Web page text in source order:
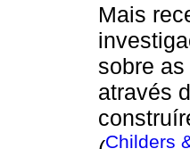
Mais
sobre
através
Childers